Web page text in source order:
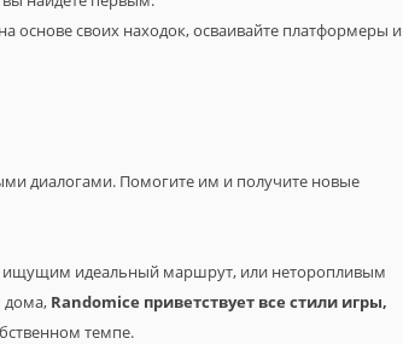
основе своих находок, осваивайте платформеры и
диалогами. Помогите им и получите новые
ищущим идеальный маршрут, или неторопливым
дома, Randomice приветствует все стили игры,
темпе.